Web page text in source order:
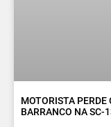
MOTORISTA PERDE
BARRANCO NA SC-